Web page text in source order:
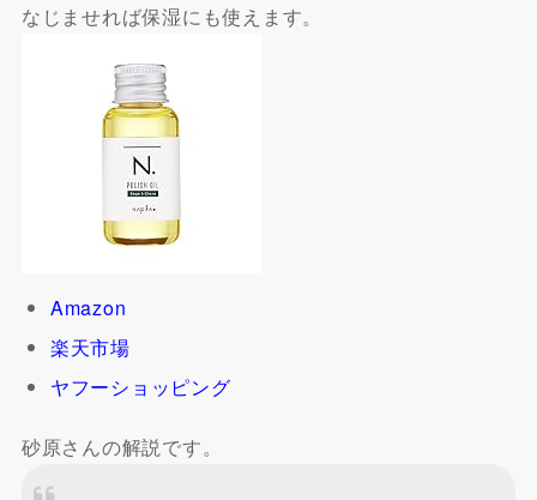
なじませれば保湿にも使えます。
Amazon
楽天市場
ヤフーショッピング
砂原さんの解説です。